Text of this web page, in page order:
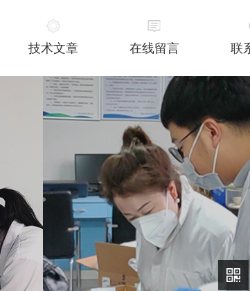
技术文章 在线留言 联